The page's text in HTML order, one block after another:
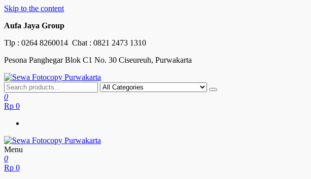
Skip to the content
Aufa Jaya Group
Tlp : 0264 8260014 Chat : 0821 2473 1310
Pesona Panghegar Blok C1 No. 30 Ciseureuh, Purwakarta
Sewa Fotocopy Purwakarta
Free Maintenance
0
Rp 0
Sewa Fotocopy Purwakarta
Free Maintenance
Menu
0
Rp 0